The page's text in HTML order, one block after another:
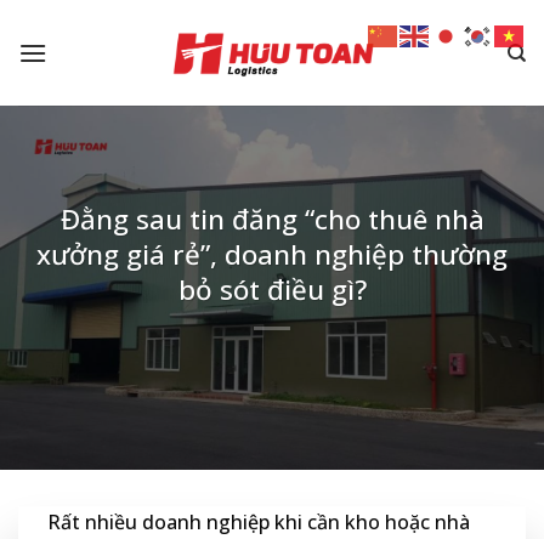
Đằng sau tin đăng “cho thuê nhà
xưởng giá rẻ”, doanh nghiệp thường
bỏ sót điều gì?
Rất nhiều doanh nghiệp khi cần kho hoặc nhà